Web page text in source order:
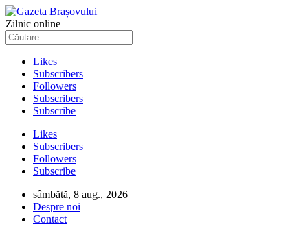
Zilnic online
Likes
Subscribers
Followers
Subscribers
Subscribe
Likes
Subscribers
Followers
Subscribe
sâmbătă, 8 aug., 2026
Despre noi
Contact